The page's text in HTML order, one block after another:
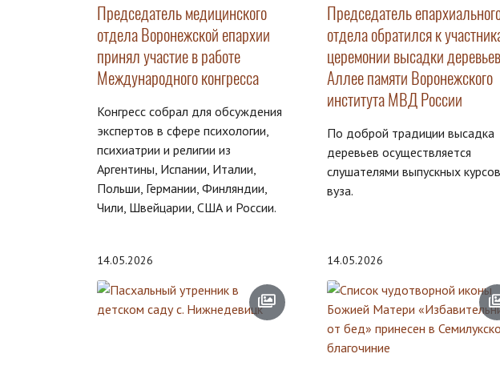
Председатель медицинского
отдела Воронежской епархии
принял участие в работе
Международного конгресса
Конгресс собрал для обсуждения
экспертов в сфере психологии,
психиатрии и религии из
Аргентины, Испании, Италии,
Польши, Германии, Финляндии,
Чили, Швейцарии, США и России.
Председатель
отдела обратился к
церемонии высадки
Аллее памяти Воронежского
института МВД России
По доброй традиции высадка
деревьев осуществляется
слушателями выпускных курсов
вуза.
14.05.2026 14.05.2026